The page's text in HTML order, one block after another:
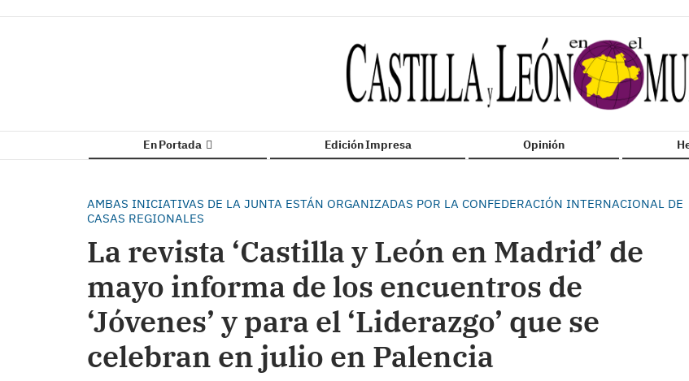
En Portada Edición Impresa Opinión
AMBAS INICIATIVAS DE LA JUNTA ESTÁN ORGANIZADAS POR LA CONFEDERACIÓN INTERNACIONAL DE
CASAS REGIONALES
La revista ‘Castilla y León en Madrid’ de
mayo informa de los encuentros de
‘Jóvenes’ y para el ‘Liderazgo’ que se
celebran en julio en Palencia